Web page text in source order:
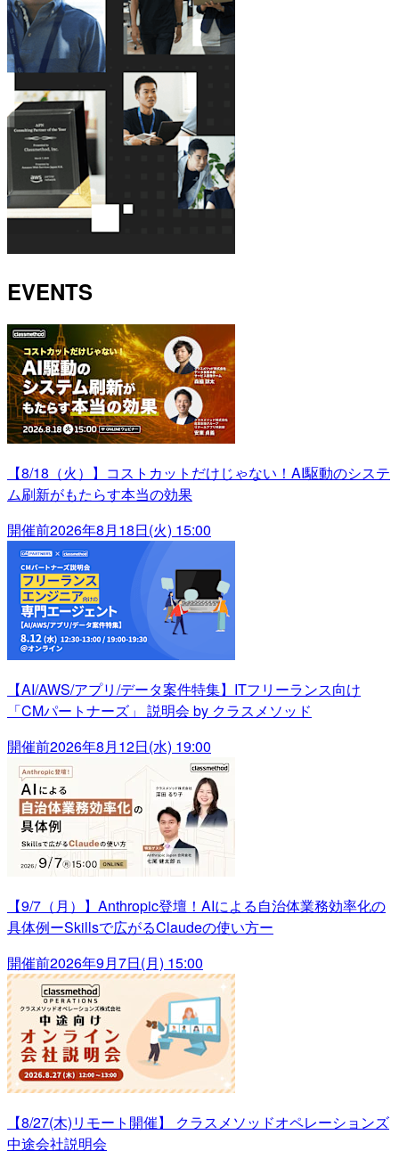
EVENTS
【8/18（火）】コストカットだけじゃない！AI駆動のシステ
ム刷新がもたらす本当の効果
開催前2026年8月18日(火) 15:00
【AI/AWS/アプリ/データ案件特集】ITフリーランス向け
「CMパートナーズ」 説明会 by クラスメソッド
開催前2026年8月12日(水) 19:00
【9/7（月）】Anthropic登壇！AIによる自治体業務効率化の
具体例ーSkillsで広がるClaudeの使い方ー
開催前2026年9月7日(月) 15:00
【8/27(木)リモート開催】 クラスメソッドオペレーションズ
中途会社説明会